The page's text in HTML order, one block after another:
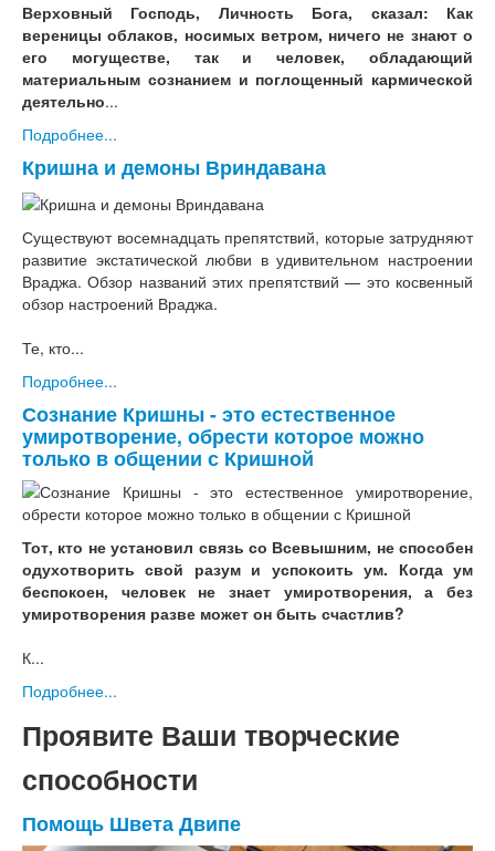
Верховный Господь, Личность Бога, сказал: Как
вереницы облаков, носимых ветром, ничего не знают о
его могуществе, так и человек, обладающий
материальным сознанием и поглощенный кармической
деятельно...
Подробнее...
Кришна и демоны Вриндавана
Существуют восемнадцать препятствий, которые затрудняют
развитие экстатической любви в удивительном настроении
Враджа. Обзор названий этих препятствий — это косвенный
обзор настроений Враджа.
Те, кто...
Подробнее...
Сознание Кришны - это естественное
умиротворение, обрести которое можно
только в общении с Кришной
Тот, кто не установил связь со Всевышним, не способен
одухотворить свой разум и успокоить ум. Когда ум
беспокоен, человек не знает умиротворения, а без
умиротворения разве может он быть счастлив?
К...
Подробнее...
Проявите Ваши творческие
способности
Помощь Швета Двипе